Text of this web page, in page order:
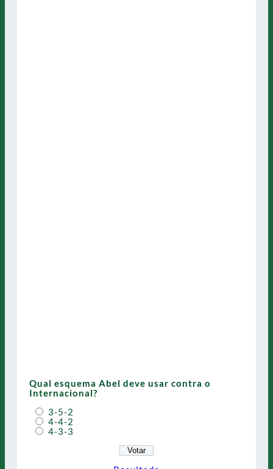
Qual esquema Abel deve usar contra o
Internacional?
3-5-2
4-4-2
4-3-3